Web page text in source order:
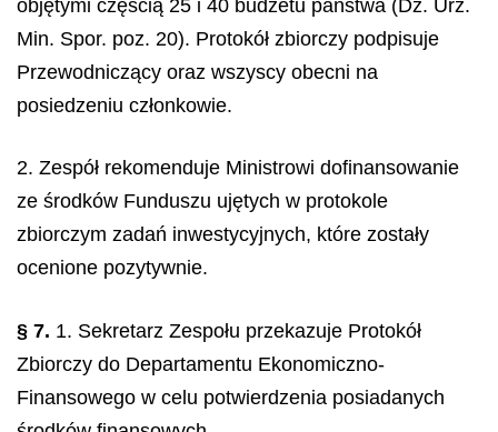
objętymi częścią 25 i 40 budżetu państwa (Dz. Urz.
Min. Spor. poz. 20). Protokół zbiorczy podpisuje
Przewodniczący oraz wszyscy obecni na
posiedzeniu członkowie.
2. Zespół rekomenduje Ministrowi dofinansowanie
ze środków Funduszu ujętych w protokole
zbiorczym zadań inwestycyjnych, które zostały
ocenione pozytywnie.
§ 7. 1. Sekretarz Zespołu przekazuje Protokół
Zbiorczy do Departamentu Ekonomiczno-
Finansowego w celu potwierdzenia posiadanych